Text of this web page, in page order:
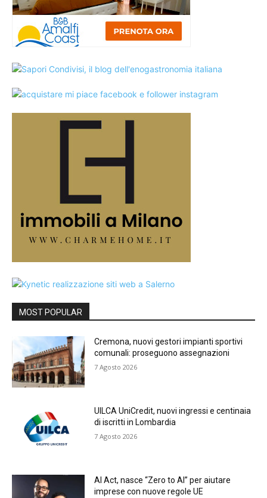
MOST POPULAR
Cremona, nuovi gestori impianti sportivi
comunali: proseguono assegnazioni
7 Agosto 2026
UILCA UniCredit, nuovi ingressi e centinaia
di iscritti in Lombardia
7 Agosto 2026
AI Act, nasce “Zero to AI” per aiutare
imprese con nuove regole UE